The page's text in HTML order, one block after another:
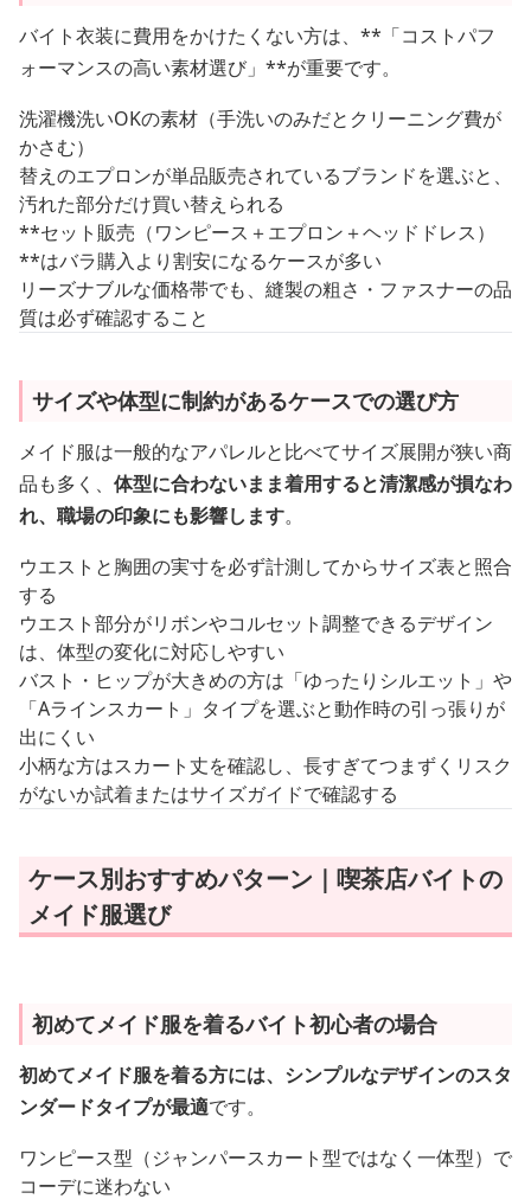
バイト衣装に費用をかけたくない方は、**「コストパフ
ォーマンスの高い素材選び」**が重要です。
洗濯機洗いOKの素材（手洗いのみだとクリーニング費が
かさむ）
替えのエプロンが単品販売されているブランドを選ぶと、
汚れた部分だけ買い替えられる
**セット販売（ワンピース＋エプロン＋ヘッドドレス）
**はバラ購入より割安になるケースが多い
リーズナブルな価格帯でも、縫製の粗さ・ファスナーの品
質は必ず確認すること
サイズや体型に制約があるケースでの選び方
メイド服は一般的なアパレルと比べてサイズ展開が狭い商
品も多く、 体型に合わないまま着用すると清潔感が損なわ
れ、職場の印象にも影響します。
ウエストと胸囲の実寸を必ず計測してからサイズ表と照合
する
ウエスト部分がリボンやコルセット調整できるデザイン
は、体型の変化に対応しやすい
バスト・ヒップが大きめの方は「ゆったりシルエット」や
「Aラインスカート」タイプを選ぶと動作時の引っ張りが
出にくい
小柄な方はスカート丈を確認し、長すぎてつまずくリスク
がないか試着またはサイズガイドで確認する
ケース別おすすめパターン｜喫茶店バイトの
メイド服選び
初めてメイド服を着るバイト初心者の場合
初めてメイド服を着る方には、シンプルなデザインのスタ
ンダードタイプが最適です。
ワンピース型（ジャンパースカート型ではなく一体型）で
コーデに迷わない